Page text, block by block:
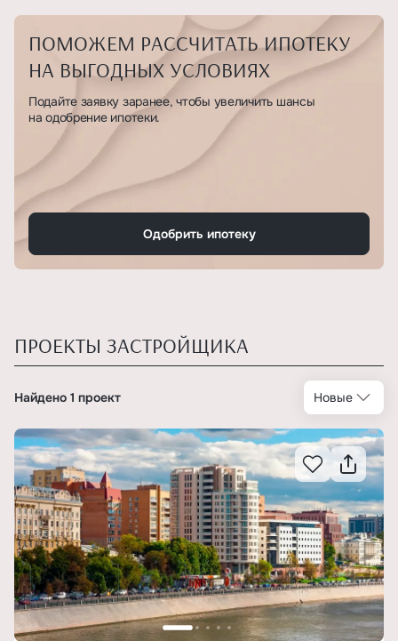
ПОМОЖЕМ РАССЧИТАТЬ ИПОТЕКУ
НА ВЫГОДНЫХ УСЛОВИЯХ
Подайте заявку заранее, чтобы увеличить шансы
на одобрение ипотеки.
Одобрить ипотеку
ПРОЕКТЫ ЗАСТРОЙЩИКА
Найдено 1 проект Новые